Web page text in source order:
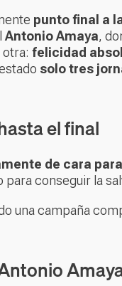
punto final a
Antonio Amaya,
otra: felicidad
solo tres
el final
de cara
conseguir la
una campaña